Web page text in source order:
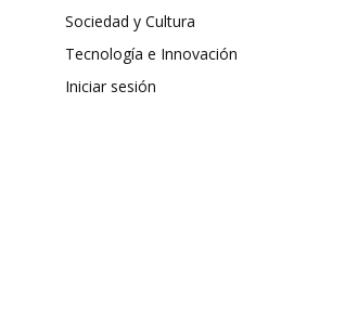
Sociedad y Cultura
Tecnología e Innovación
Iniciar sesión